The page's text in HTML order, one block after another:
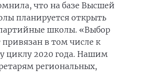
что на базе Высшей
планируется открыть
школы. «Выбор
привязан в том числе к
циклу 2020 года. Нашим
региональных,